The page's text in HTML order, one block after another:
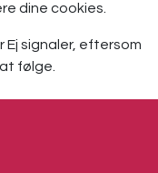
dine cookies.
signaler, eftersom
følge.